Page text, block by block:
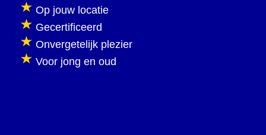
Op jouw locatie
Gecertificeerd
Onvergetelijk plezier
Voor jong en oud